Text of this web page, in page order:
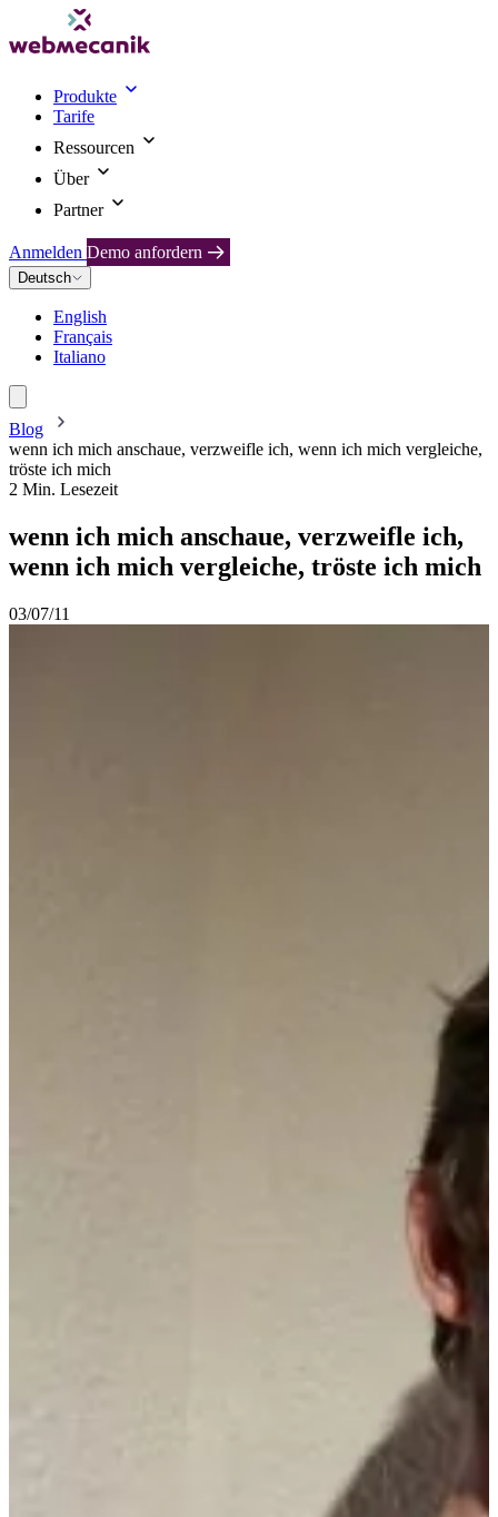
Produkte
Tarife
Ressourcen
Über
Partner
Anmelden Demo anfordern
Deutsch
English
Français
Italiano
Blog
wenn ich mich anschaue, verzweifle ich, wenn ich mich vergleiche,
tröste ich mich
2 Min. Lesezeit
wenn ich mich anschaue, verzweifle ich,
wenn ich mich vergleiche, tröste ich mich
03/07/11